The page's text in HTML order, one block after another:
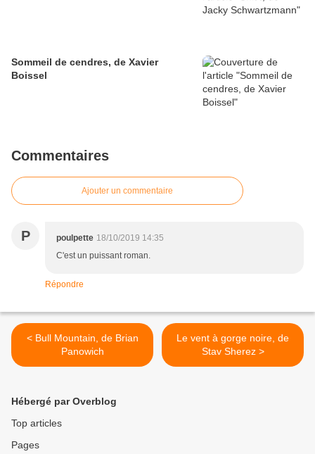
Sommeil de cendres, de Xavier
Boissel
Commentaires
Ajouter un commentaire
P poulpette 18/10/2019 14:35
C'est un puissant roman.
Répondre
< Bull Mountain, de Brian
Panowich
Le vent à gorge noire, de
Stav Sherez >
Hébergé par Overblog
Top articles
Pages